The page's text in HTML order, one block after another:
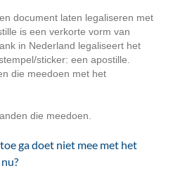
document laten legaliseren met
is een verkorte vorm van
in Nederland legaliseert het
sticker: een apostille.
die meedoen met het
die meedoen.
ga doet niet mee met het